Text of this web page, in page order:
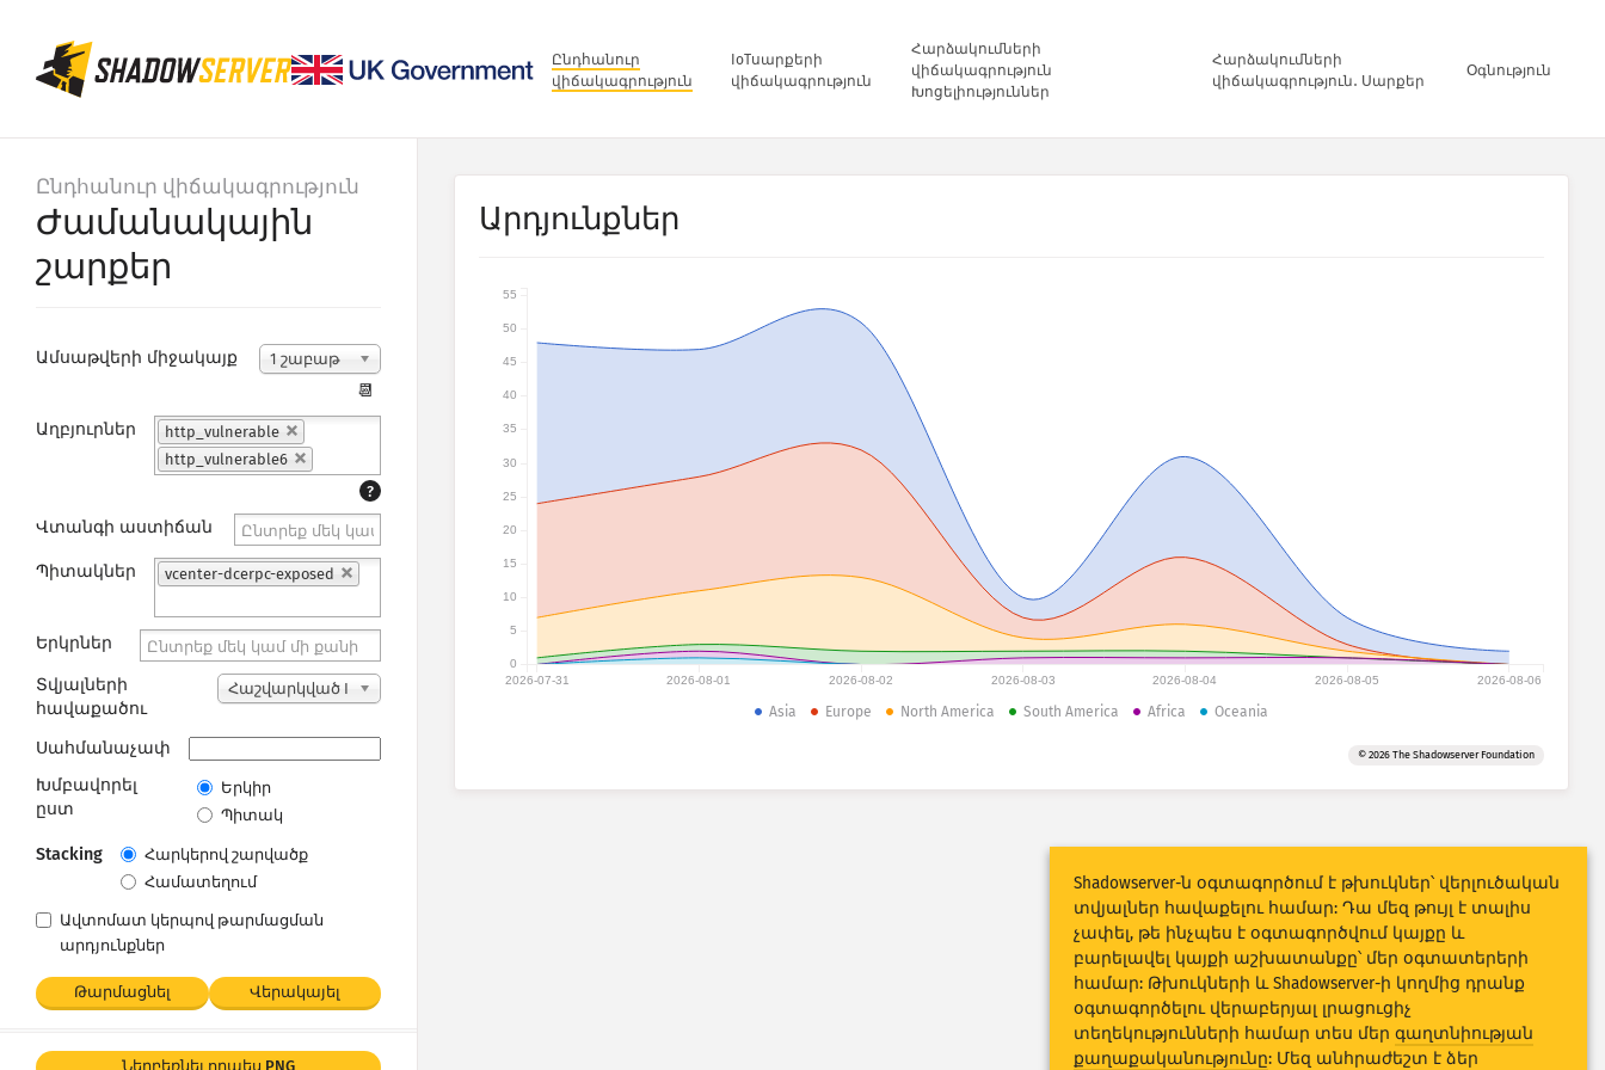
Ընդհանուր
վիճակագրություն
IoTսարքերի
վիճակագրություն
Հարձակումների
վիճակագրություն
Խոցելիություններ
Հարձակումների
վիճակագրություն․ Սարքեր
Օգնություն
Ընդհանուր վիճակագրություն
Ժամանակային
շարքեր
Ամսաթվերի միջակայք 1 շաբաթ
📆
Աղբյուրներ
http_vulnerable
http_vulnerable6
?
Վտանգի աստիճան
Պիտակներ vcenter-dcerpc-exposed
Երկրներ
Տվյալների
հավաքածու
Հաշվարկված I
Սահմանաչափ
Խմբավորել
ըստ
Երկիր
Պիտակ
Stacking
Հարկերով շարվածք
Համատեղում
Ավտոմատ կերպով թարմացման
արդյունքներ
Թարմացնել Վերակայել
Ներբեռնել որպես PNG
Արդյունքներ
2026-07-31 2026-08-01 2026-08-02 2026-08-03 2026-08-04 2026-08-05 2026-08-06
0
5
10
15
20
25
30
35
40
45
50
55
Asia Europe North America South America Africa Oceania
© 2026 The Shadowserver Foundation
Shadowserver-ն օգտագործում է թխուկներ՝ վերլուծական
տվյալներ հավաքելու համար: Դա մեզ թույլ է տալիս
չափել, թե ինչպես է օգտագործվում կայքը և
բարելավել կայքի աշխատանքը՝ մեր օգտատերերի
համար: Թխուկների և Shadowserver-ի կողմից դրանք
օգտագործելու վերաբերյալ լրացուցիչ
տեղեկությունների համար տես մեր գաղտնիության
քաղաքականությունը: Մեզ անհրաժեշտ է ձեր